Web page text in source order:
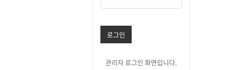
로그인
관리자 로그인 화면입니다.